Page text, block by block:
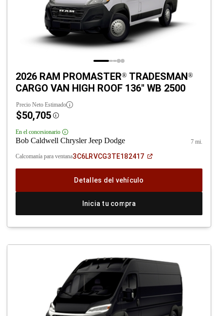
2026 RAM PROMASTER® TRADESMAN®
CARGO VAN HIGH ROOF 136" WB 2500
Precio Neto Estimado
$50,705 Disclosure
En el concesionario Disclosure
Bob Caldwell Chrysler Jeep Dodge 7 mi.
Calcomanía para ventana3C6LRVCG3TE182417
(Abrir
una
Detalles del vehículo
Inicia tu compra